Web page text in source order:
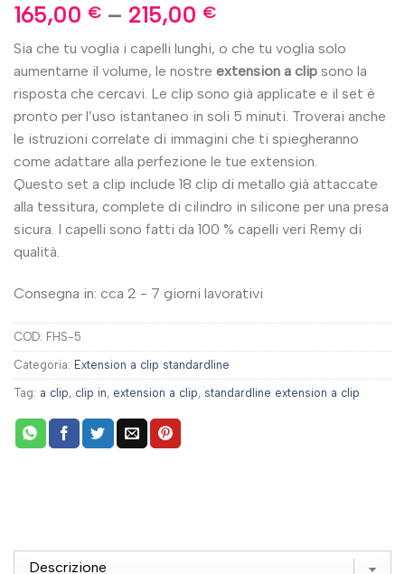
165,00 € – 215,00 €
Sia che tu voglia i capelli lunghi, o che tu voglia solo
aumentarne il volume, le nostre extension a clip sono la
risposta che cercavi. Le clip sono già applicate e il set è
pronto per l’uso istantaneo in soli 5 minuti. Troverai anche
le istruzioni correlate di immagini che ti spiegheranno
come adattare alla perfezione le tue extension.
Questo set a clip include 18 clip di metallo già attaccate
alla tessitura, complete di cilindro in silicone per una presa
sicura. I capelli sono fatti da 100 % capelli veri Remy di
qualità.
Consegna in: cca 2 - 7 giorni lavorativi
COD: FHS-5
Categoria: Extension a clip standardline
Tag: a clip, clip in, extension a clip, standardline extension a clip